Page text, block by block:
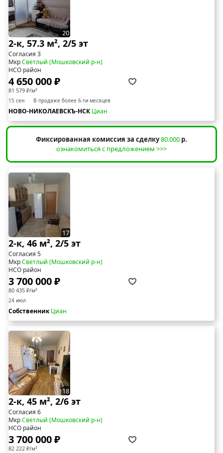
20
2-к, 57.3 м², 2/5 эт
Согласия 3
МкрСветлый (Мошковский р-н)
НСО район
4 650 000 ₽
81 579 ₽/м²
15 сен В продаже более 6-ти месяцев
НОВО-НИКОЛАЕВСКЪ-НСК Циан
Фиксированная комиссия за сделку80.000 р.
ознакомиться с предложением >>>
17
2-к, 46 м², 2/5 эт
Согласия 5
МкрСветлый (Мошковский р-н)
НСО район
3 700 000 ₽
80 435 ₽/м²
24 июл
СобственникЦиан
18
2-к, 45 м², 2/6 эт
Согласия 6
МкрСветлый (Мошковский р-н)
НСО район
3 700 000 ₽
82 222 ₽/м²